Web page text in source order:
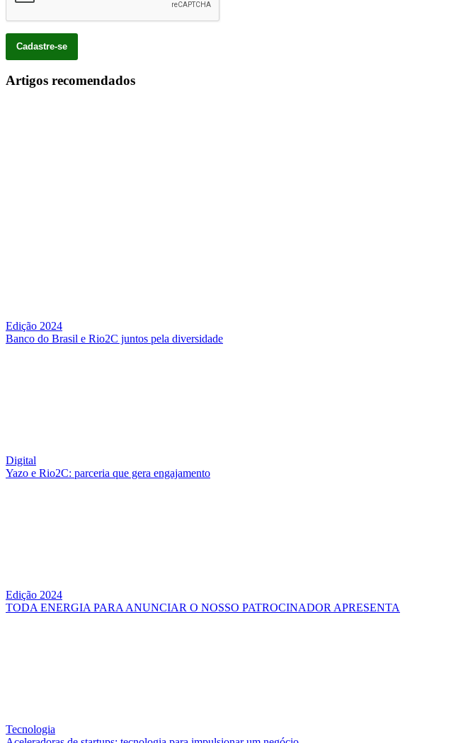
Artigos recomendados
Edição 2024
Banco do Brasil e Rio2C juntos pela diversidade
Digital
Yazo e Rio2C: parceria que gera engajamento
Edição 2024
TODA ENERGIA PARA ANUNCIAR O NOSSO PATROCINADOR APRESENTA
Tecnologia